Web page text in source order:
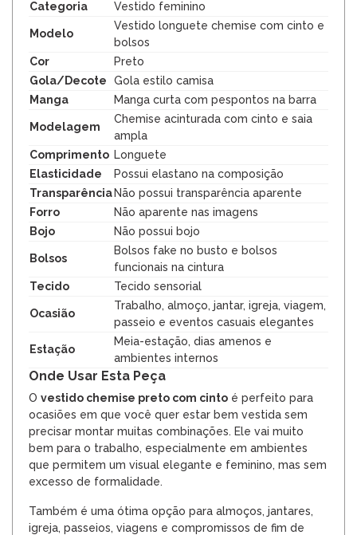
Categoria Vestido feminino
Modelo
Vestido longuete chemise com cinto e
bolsos
Cor
Preto
Gola/Decote
Gola estilo camisa
Manga
Manga curta com pespontos na barra
Modelagem
Chemise acinturada com cinto e saia
ampla
Comprimento Longuete
Elasticidade
Possui elastano na composição
TransparênciaNão possui transparência aparente
Forro
Não aparente nas imagens
Bojo
Não possui bojo
Bolsos
Bolsos fake no busto e bolsos
funcionais na cintura
Tecido
Tecido sensorial
Ocasião
Trabalho, almoço, jantar, igreja, viagem,
passeio e eventos casuais elegantes
Estação
Meia-estação, dias amenos e
ambientes internos
Onde Usar Esta Peça
O vestido chemise preto com cinto é perfeito para
ocasiões em que você quer estar bem vestida sem
precisar montar muitas combinações. Ele vai muito
bem para o trabalho, especialmente em ambientes
que permitem um visual elegante e feminino, mas sem
excesso de formalidade.
Também é uma ótima opção para almoços, jantares,
igreja, passeios, viagens e compromissos de fim de